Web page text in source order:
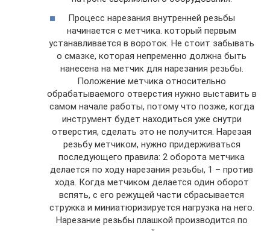
Процесс нарезания внутренней резьбы
начинается с метчика. который первым
устанавливается в вороток. Не стоит забывать
о смазке, которая непременно должна быть
нанесена на метчик для нарезания резьбы.
Положение метчика относительно
обрабатываемого отверстия нужно выставить в
самом начале работы, потому что позже, когда
инструмент будет находиться уже снутри
отверстия, сделать это не получится. Нарезая
резьбу метчиком, нужно придерживаться
последующего правила: 2 оборота метчика
делается по ходу нарезания резьбы, 1 – против
хода. Когда метчиком делается один оборот
вспять, с его режущей части сбрасывается
стружка и миниатюризируется нагрузка на него.
Нарезание резьбы плашкой производится по